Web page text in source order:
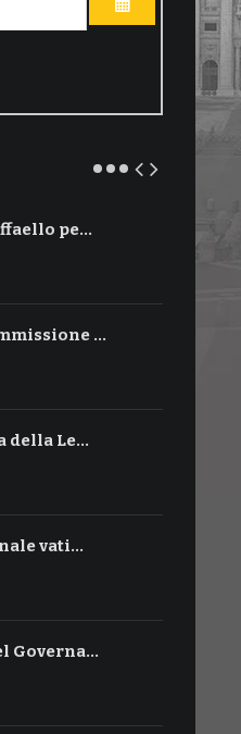
APRI IL
pe…
…
della Le…
vati…
Governa…